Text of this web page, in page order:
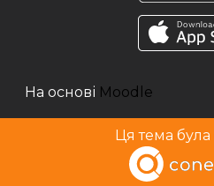
На основі Moodle
Ця тема